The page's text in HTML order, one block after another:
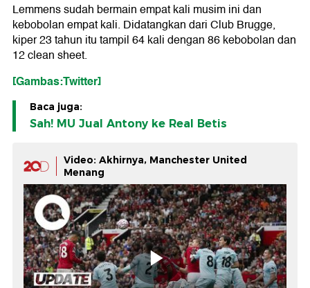
Lemmens sudah bermain empat kali musim ini dan
kebobolan empat kali. Didatangkan dari Club Brugge,
kiper 23 tahun itu tampil 64 kali dengan 86 kebobolan dan
12 clean sheet.
[Gambas:Twitter]
Baca juga:
Sah! MU Jual Antony ke Real Betis
Video: Akhirnya, Manchester United
Menang